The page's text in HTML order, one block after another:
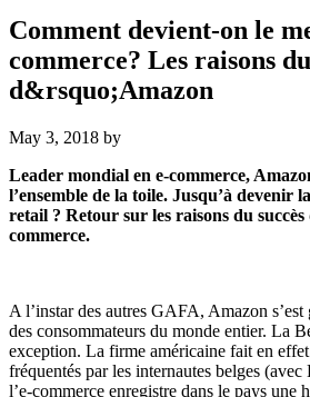
Comment devient-on le
commerce? Les raisons
d&rsquo;Amazon
May 3, 2018 by
Leader mondial en e-commerce,
l’ensemble de la toile. Jusqu’à devenir
retail ? Retour sur les raisons du
commerce.
A l’instar des autres GAFA, Amazon s’est
des consommateurs du monde entier. La
exception. La firme américaine fait en
fréquentés par les internautes belges
l’e-commerce enregistre dans le pays une